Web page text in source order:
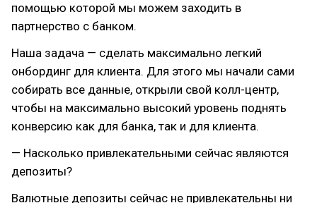
помощью которой мы можем заходить в
партнерство с банком.
Наша задача — сделать максимально легкий
онбординг для клиента. Для этого мы начали сами
собирать все данные, открыли свой колл-центр,
чтобы на максимально высокий уровень поднять
конверсию как для банка, так и для клиента.
— Насколько привлекательными сейчас являются
депозиты?
Валютные депозиты сейчас не привлекательны ни